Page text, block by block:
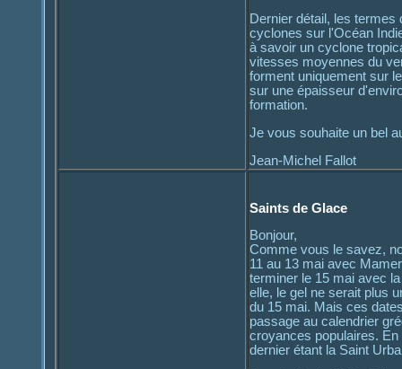
Dernier détail, les
cyclones sur l'Océan
à savoir un cyclone
vitesses moyennes du
forment uniquement sur
sur une épaisseur
formation.
Je vous souhaite un bel
Jean-Michel Fallot
Saints de Glace
Bonjour,
Comme vous le savez,
11 au 13 mai avec
terminer le 15 mai avec
elle, le gel ne serait plus
du 15 mai. Mais ces
passage au calendrier
croyances populaires.
dernier étant la Saint